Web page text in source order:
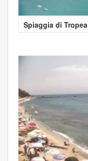
Spiaggia di Tropea